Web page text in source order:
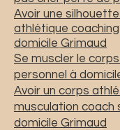
Avoir une
athlétique
domicile Grimaud
Se muscler le
personnel à
Avoir un corps
musculation coach
domicile Grimaud